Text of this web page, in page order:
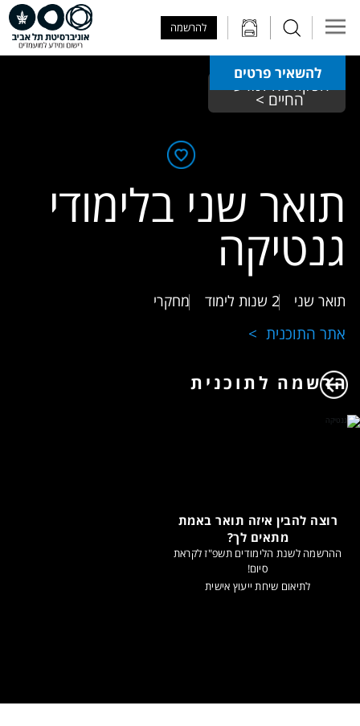
להרשמה
להשאיר פרטים
הפקולטה למדעי
החיים >
תואר שני בלימודי
גנטיקה
תואר שני 2 שנות לימוד מחקרי
אתר התוכנית
הרשמה לתוכנית
רוצה להבין איזה תואר באמת
מתאים לך?
ההרשמה לשנת הלימודים תשפ"ז לקראת
סיום!
לתיאום שיחת ייעוץ אישית